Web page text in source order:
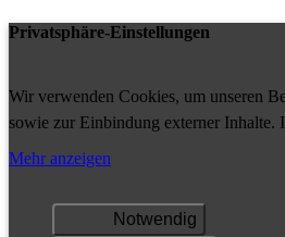
Privatsphäre-Einstellungen
Wir verwenden Cookies, um unseren
sowie zur Einbindung externer Inhalte.
Ihrem Gerät gespeichert und/oder
Mehr anzeigen
Notwendig